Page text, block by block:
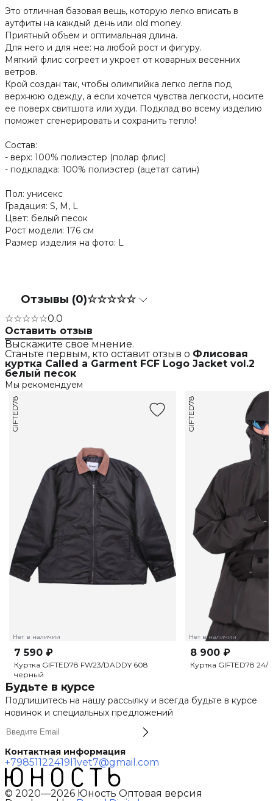
Это отличная базовая вещь, которую легко вписать в
аутфиты на каждый день или old money.
Приятный объем и оптимальная длина.
Для него и для нее: на любой рост и фигуру.
Мягкий флис согреет и укроет от коварных весенних
ветров.
Крой создан так, чтобы олимпийка легко легла под
верхнюю одежду, а если хочется чувства легкости, носите
ее поверх свитшота или худи. Подклад во всему изделию
поможет сгенерировать и сохранить тепло!
Состав:
- верх: 100% полиэстер (полар флис)
- подкладка: 100% полиэстер (ацетат сатин)
Пол: унисекс
Градация: S, M, L
Цвет: белый песок
Рост модели: 176 см
Размер изделия на фото: L
Отзывы (0)☆☆☆☆☆
☆☆☆☆☆0.0
Оставить отзыв
Выскажите свое мнение.
Станьте первым, кто оставит отзыв о Флисовая
куртка Called a Garment FCF Logo Jacket vol.2
белый песок
Мы рекомендуем
Нет в наличии
GIFTED78
7 590 ₽
Куртка GIFTED78 FW23/DADDY 608
черный
Нет в наличии
GIFTED78
8 900 ₽
Куртка GIFTED78 24/
Будьте в курсе
Подпишитесь на нашу рассылку и всегда будьте в курсе
новинок и специальных предложений
Контактная информация
+79851122419 l1vet7@gmail.com
© 2020—2026 Юность Оптовая версия